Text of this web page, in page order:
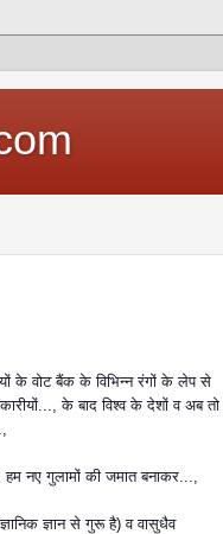
के वोट बैंक के विभिन्न रंगों के लेप से
के बाद विश्व के देशों व अब तो
हम नए गुलामों की जमात बनाकर...,
ज्ञान से गुरू है) व वासुधैव